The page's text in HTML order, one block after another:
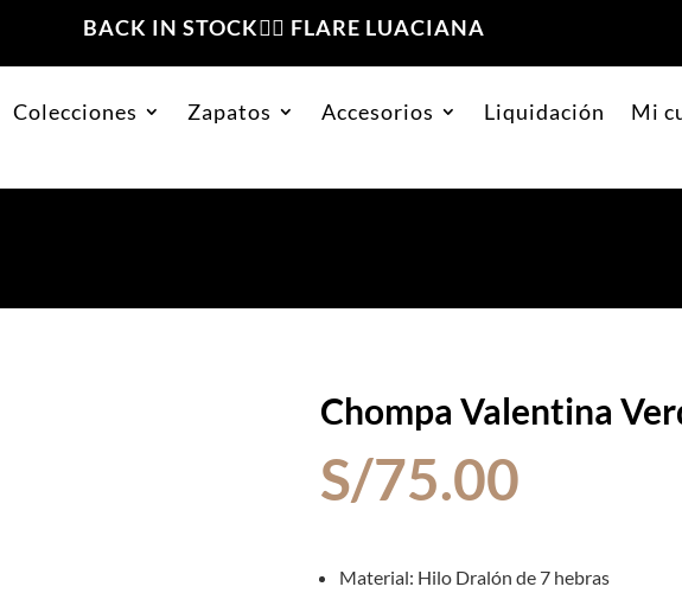
BACK IN STOCK❤️‍🔥 FLARE LUACIANA
Colecciones Zapatos Accesorios Liquidación Mi
Chompa Valentina
S/75.00
Material: Hilo Dralón de 7 hebras